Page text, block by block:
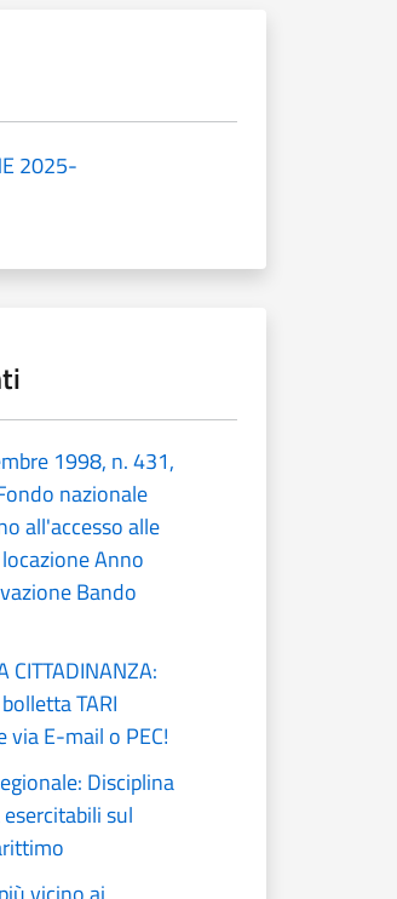
2025-
1998, n. 431,
nazionale
all'accesso alle
Anno
Bando
CITTADINANZA:
TARI
E-mail o PEC!
Disciplina
sul